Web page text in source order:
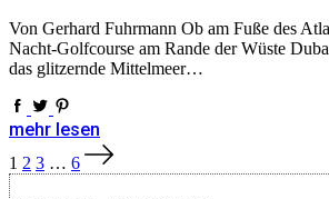
Von Gerhard Fuhrmann Ob am Fuße des
Nacht-Golfcourse am Rande der Wüste
das glitzernde Mittelmeer…
mehr lesen
Seitennummerierung
der
Beiträge
1 2 3 … 6